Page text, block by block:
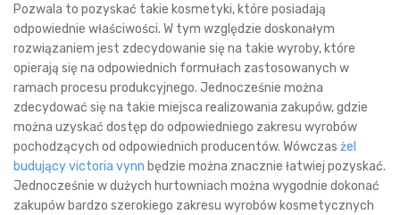
Pozwala to pozyskać takie kosmetyki, które posiadają
odpowiednie właściwości. W tym względzie doskonałym
rozwiązaniem jest zdecydowanie się na takie wyroby, które
opierają się na odpowiednich formułach zastosowanych w
ramach procesu produkcyjnego. Jednocześnie można
zdecydować się na takie miejsca realizowania zakupów, gdzie
można uzyskać dostęp do odpowiedniego zakresu wyrobów
pochodzących od odpowiednich producentów. Wówczas żel
budujący victoria vynn będzie można znacznie łatwiej pozyskać.
Jednocześnie w dużych hurtowniach można wygodnie dokonać
zakupów bardzo szerokiego zakresu wyrobów kosmetycznych